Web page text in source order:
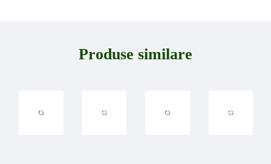
Produse similare